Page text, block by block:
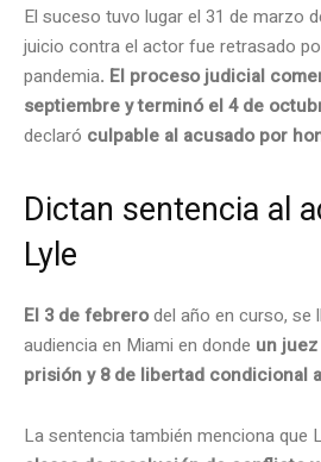
El suceso tuvo lugar el 31 de marzo
juicio contra el actor fue retrasado
pandemia. El proceso judicial
septiembre y terminó el 4 de
declaró culpable al acusado por
Dictan sentencia al
Lyle
El 3 de febrerodel año en curso, se
audiencia en Miami en donde un
prisión y 8 de libertad condicional
La sentencia también menciona que